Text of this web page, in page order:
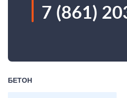
7 (861)
БЕТОН